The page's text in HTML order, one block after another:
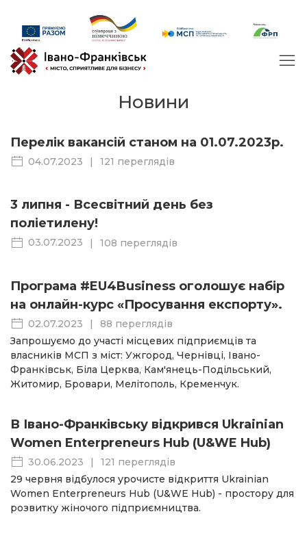
Новини
Перелік вакансій станом на 01.07.2023р.
04.07.2023 | 121 переглядів
3 липня - Всесвітний день без
поліетилену!
03.07.2023 | 108 переглядів
Програма #EU4Business оголошує набір
на онлайн-курс «Просування експорту».
02.07.2023 |
88 переглядів
Запрошуємо до участі місцевих підприємців та
власників МСП з міст: Ужгород, Чернівці, Івано-
Франківськ, Біла Церква, Кам'янець-Подільський,
Житомир, Бровари, Мелітополь, Кременчук.
В Івано-Франківську відкрився Ukrainian
Women Enterpreneurs Hub (U&WE Hub)
30.06.2023 |
121 переглядів
29 червня відбулося урочисте відкриття Ukrainian
Women Enterpreneurs Hub (U&WE Hub) - простору для
розвитку жіночого підприємництва.